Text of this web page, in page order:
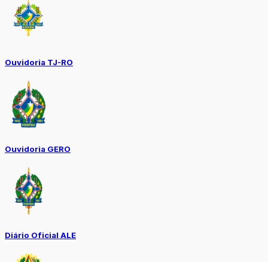
Ouvidoria TJ-RO
Ouvidoria GERO
Diário Oficial ALE